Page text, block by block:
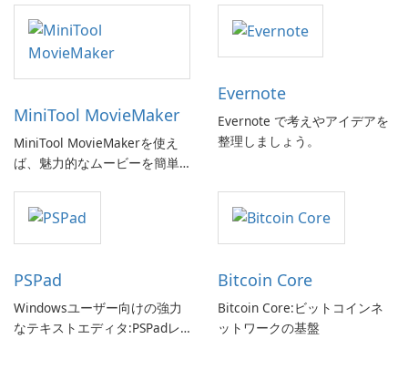
MiniTool MovieMaker
MiniTool MovieMakerを使え
ば、魅力的なムービーを簡単
Evernote
Evernote で考えやアイデアを
整理しましょう。
PSPad
Windowsユーザー向けの強力
なテキストエディタ:PSPadレ
Bitcoin Core
Bitcoin Core:ビットコインネ
ットワークの基盤